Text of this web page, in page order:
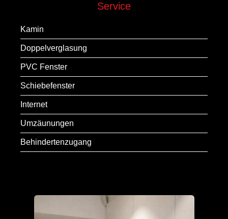
Service
Kamin
Doppelverglasung
PVC Fenster
Schiebefenster
Internet
Umzäunungen
Behindertenzugang